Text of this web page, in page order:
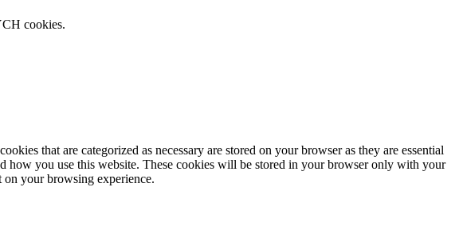
cookies.
that are categorized as necessary are stored on your browser as they are essential
how you use this website. These cookies will be stored in your browser only with your
on your browsing experience.